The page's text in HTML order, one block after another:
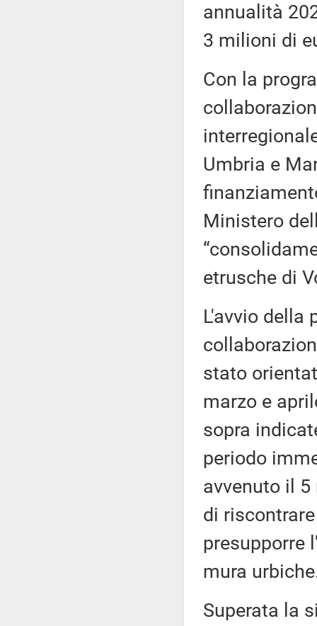
annualità
3 milioni di
Con la
Umbria e
Ministero
etrusche di
L'avvio della
stato
marzo e
sopra
periodo
avvenuto il
di
presupporre
mura
Superata la